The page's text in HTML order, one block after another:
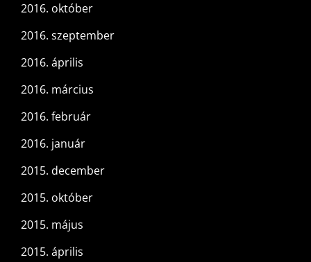
2016. október
2016. szeptember
2016. április
2016. március
2016. február
2016. január
2015. december
2015. október
2015. május
2015. április